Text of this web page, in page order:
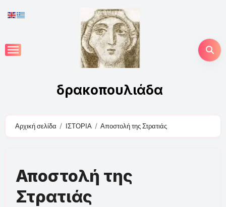
to
δρακοπουλιάδα
Αρχική σελίδα ΙΣΤΟΡΙΑ Αποστολή της Στρατιάς
Αποστολή της
Στρατιάς